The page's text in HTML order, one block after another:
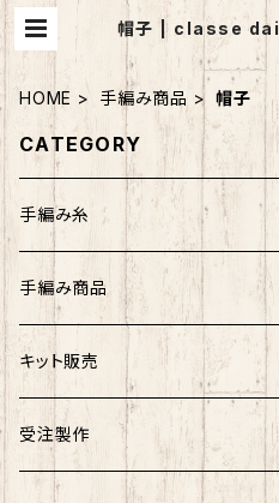
帽子 | classe
ッセ代
HOME 手編み商品 帽子
CATEGORY
手編み糸
アンゴラホイップ
つややかコットン
ウォッシュコットン
手編み商品
マフラー
ストール
キット販売
バッグ
受注製作